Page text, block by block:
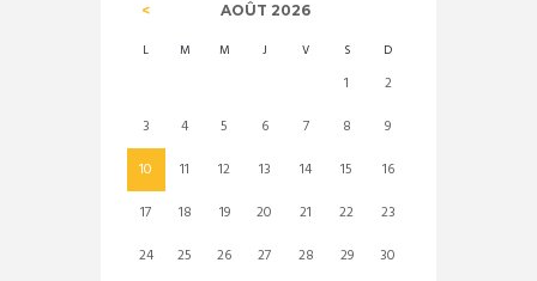
AOÛT 2026
L M M J V S D
1
2
3
4 5 6 7 8
9
10
11 12 13 14 15
16
17
18 19 20 21 22
23
24
25 26 27 28 29 30